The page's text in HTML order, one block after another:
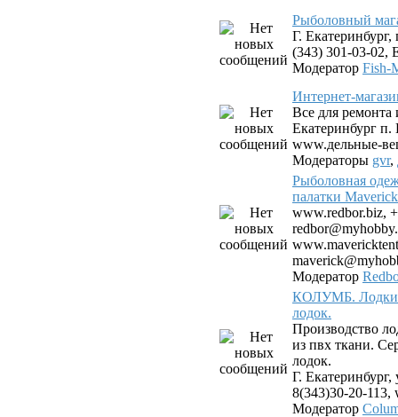
Рыболовный
Г.
(343) 301-03-02,
Модератор Fish-
Интернет-
Все для ремонта
Екатеринбург п.
www.дельные-
Модераторы gvr,
Рыболовная
палатки Maverick
www.redbor.biz,
Модератор
КОЛУМБ. Лодки
лодок.
Производство
из пвх ткани.
лодок.
Г. Екатеринбург,
8(343)30-20-113,
Модератор